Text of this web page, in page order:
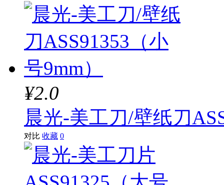
¥2.0
晨光-美工刀/壁纸刀
对比 收藏 0